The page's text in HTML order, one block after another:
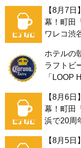
【8月7
幕！町田
ワレコ渋
ホテルの
ラフトビ
「LOOP
【8月6
幕！町田
浜で20周
【8月5